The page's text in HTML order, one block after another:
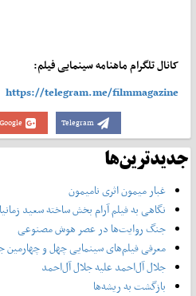
کانال تلگرام ماهنامه سینمایی فیلم:
https://telegram.me/filmmagazine
Google+ Telegram
جدیدترین‌ها
غبار میمون اثری نامیمون
نگاهی به فیلم آرام بخش ساخته سعید
جنگ روایت‌ها در عصر هوش مصنوعی
معرفی فیلم‌های سینمایی چهل‌ و چهارمین
جلال آل‌احمد علیه جلال آل‌‌احمد
بازگشت به ریشه‌ها